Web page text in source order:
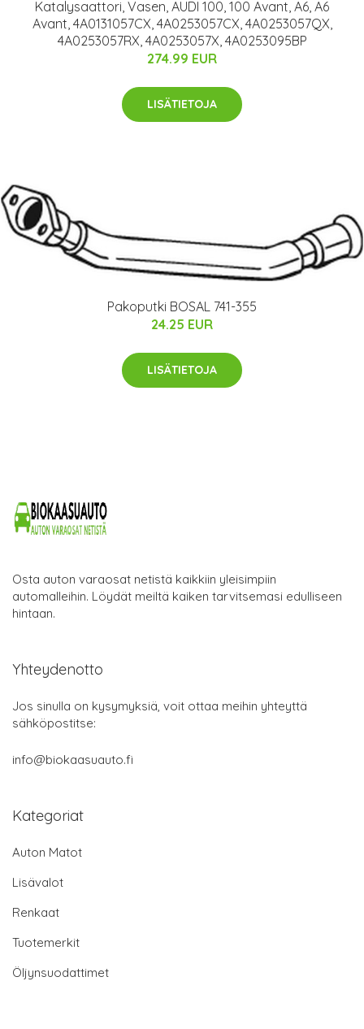
Katalysaattori, Vasen, AUDI 100, 100 Avant, A6, A6
Avant, 4A0131057CX, 4A0253057CX, 4A0253057QX,
4A0253057RX, 4A0253057X, 4A0253095BP
274.99 EUR
LISÄTIETOJA
Pakoputki BOSAL 741-355
24.25 EUR
LISÄTIETOJA
Osta auton varaosat netistä kaikkiin yleisimpiin
automalleihin. Löydät meiltä kaiken tarvitsemasi edulliseen
hintaan.
Yhteydenotto
Jos sinulla on kysymyksiä, voit ottaa meihin yhteyttä
sähköpostitse:
info@biokaasuauto.fi
Kategoriat
Auton Matot
Lisävalot
Renkaat
Tuotemerkit
Öljynsuodattimet